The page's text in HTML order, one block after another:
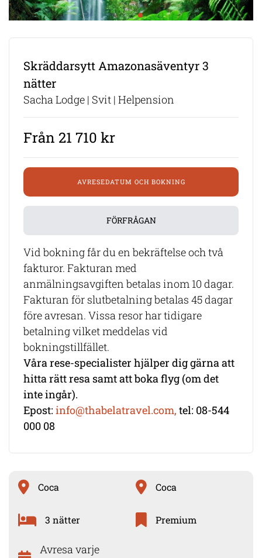
Skräddarsytt Amazonasäventyr 3
nätter
Sacha Lodge | Svit | Helpension
Från 21 710 kr
AVRESEDATUM OCH BOKNING
FÖRFRÅGAN
Vid bokning får du en bekräftelse och två
fakturor. Fakturan med
anmälningsavgiften betalas inom 10 dagar.
Fakturan för slutbetalning betalas 45 dagar
före avresan. Vissa resor har tidigare
betalning vilket meddelas vid
bokningstillfället.
Våra rese-specialister hjälper dig gärna att
hitta rätt resa samt att boka flyg (om det
inte ingår).
Epost: info@thabelatravel.com, tel: 08-544
000 08
Coca Coca
3 nätter Premium
Avresa varje